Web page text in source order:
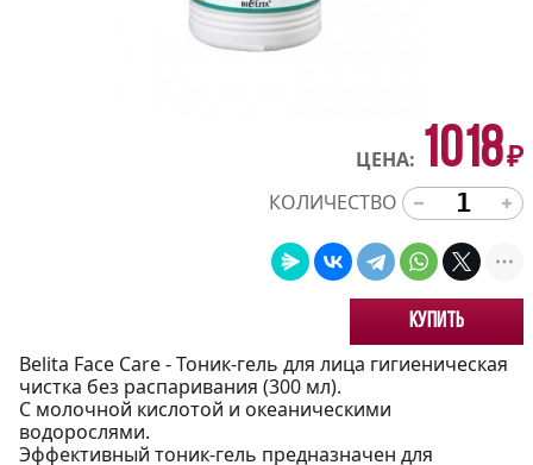
ЦЕНА: 1018₽
КОЛИЧЕСТВО
Купить
Belita Face Care - Тоник-гель для лица гигиеническая
чистка без распаривания (300 мл).
С молочной кислотой и океаническими
водорослями.
Эффективный тоник-гель предназначен для